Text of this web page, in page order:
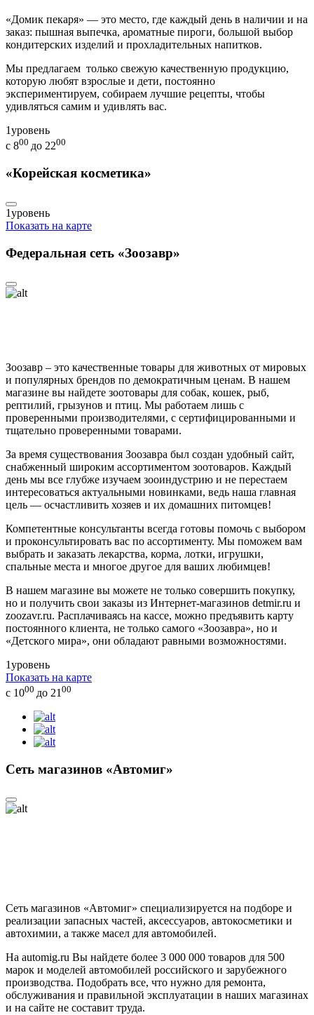
«Домик пекаря» — это место, где каждый день в наличии и на
заказ: пышная выпечка, ароматные пироги, большой выбор
кондитерских изделий и прохладительных напитков.
Мы предлагаем только свежую качественную продукцию,
которую любят взрослые и дети, постоянно
экспериментируем, собираем лучшие рецепты, чтобы
удивляться самим и удивлять вас.
1уровень
с 800 до 2200
«Корейская косметика»
1уровень
Показать на карте
Федеральная сеть «Зоозавр»
Зоозавр – это качественные товары для животных от мировых
и популярных брендов по демократичным ценам. В нашем
магазине вы найдете зоотовары для собак, кошек, рыб,
рептилий, грызунов и птиц. Мы работаем лишь с
проверенными производителями, с сертифицированными и
тщательно проверенными товарами.
За время существования Зоозавра был создан удобный сайт,
снабженный широким ассортиментом зоотоваров. Каждый
день мы все глубже изучаем зооиндустрию и не перестаем
интересоваться актуальными новинками, ведь наша главная
цель — осчастливить хозяев и их домашних питомцев!
Компетентные консультанты всегда готовы помочь с выбором
и проконсультировать вас по ассортименту. Мы поможем вам
выбрать и заказать лекарства, корма, лотки, игрушки,
спальные места и многое другое для ваших любимцев!
В нашем магазине вы можете не только совершить покупку,
но и получить свои заказы из Интернет-магазинов detmir.ru и
zoozavr.ru. Расплачиваясь на кассе, можно предъявить карту
постоянного клиента, не только самого «Зоозавра», но и
«Детского мира», они обладают равными возможностями.
1уровень
Показать на карте
с 1000 до 21 00
Сеть магазинов «Автомиг»
Сеть магазинов «Автомиг» специализируется на подборе и
реализации запасных частей, аксессуаров, автокосметики и
автохимии, а также масел для автомобилей.
На automig.ru Вы найдете более 3 000 000 товаров для 500
марок и моделей автомобилей российского и зарубежного
производства. Подобрать все, что нужно для ремонта,
обслуживания и правильной эксплуатации в наших магазинах
и на сайте не составит труда.